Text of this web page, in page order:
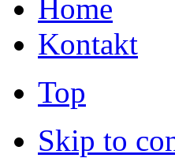
Home
Kontakt
Top
Skip to